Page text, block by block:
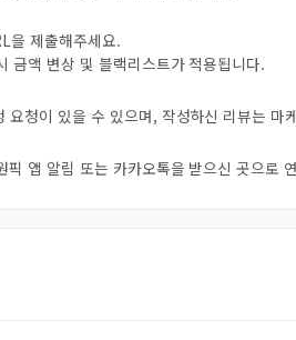
을 제출해주세요.
금액 변상 및 블랙리스트가 적용됩니다.
요청이 있을 수 있으며, 작성하신 리뷰는 마
앱 알림 또는 카카오톡을 받으신 곳으로